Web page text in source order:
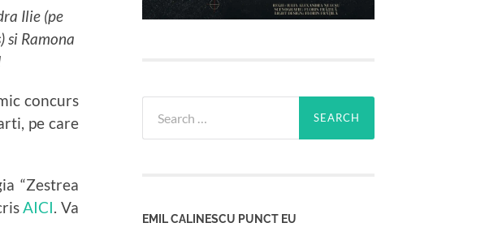
Ilie (pe
si Ramona
concurs
pe care
“Zestrea
AICI. Va
for:
EMIL CALINESCU PUNCT EU